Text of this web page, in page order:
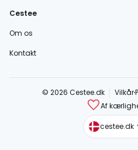
Cestee
Om os
Kontakt
© 2026 Cestee.dk Vilkår
Af
cestee.dk
cestee.sk